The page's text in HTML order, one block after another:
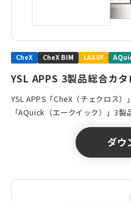
CheX CheX BIM LAXSY
YSL APPS 3製品総合カ
YSL APPS「CheX（チェクロス）
「AQuick（エークイック）」3製
ダウ